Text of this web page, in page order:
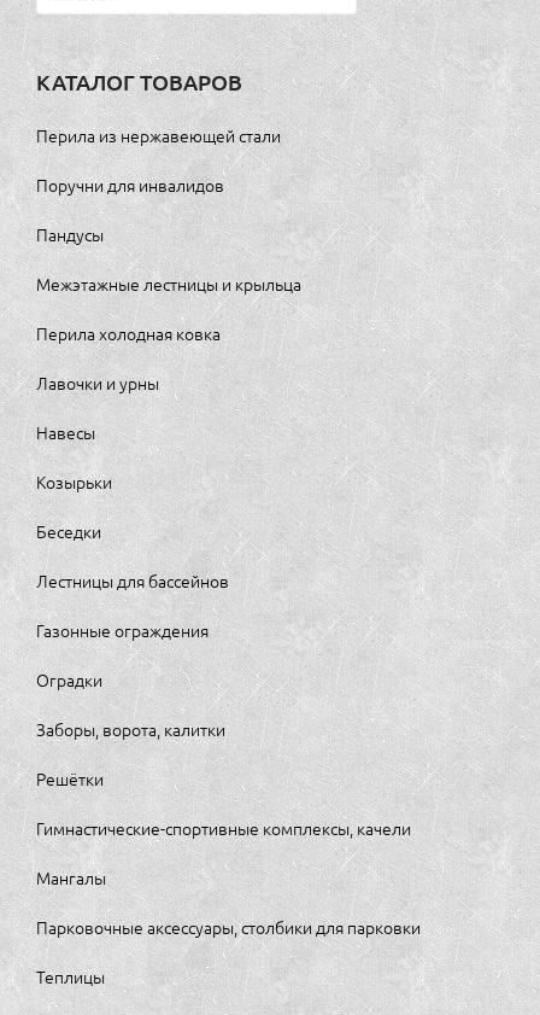
КАТАЛОГ ТОВАРОВ
Перила из нержавеющей стали
Поручни для инвалидов
Пандусы
Межэтажные лестницы и крыльца
Перила холодная ковка
Лавочки и урны
Навесы
Козырьки
Беседки
Лестницы для бассейнов
Газонные ограждения
Оградки
Заборы, ворота, калитки
Решётки
Гимнастические-спортивные комплексы, качели
Мангалы
Парковочные аксессуары, столбики для парковки
Теплицы